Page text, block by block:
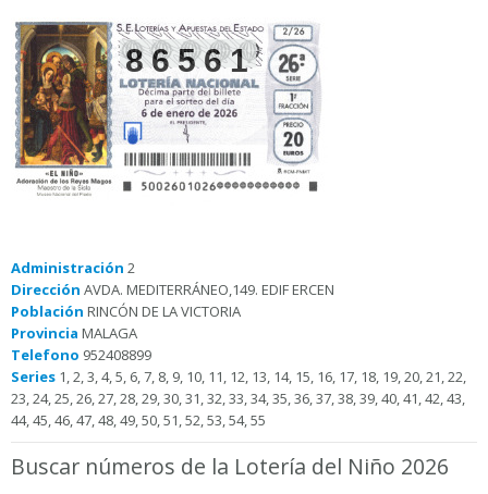
86561
Administración 2
Dirección AVDA. MEDITERRÁNEO,149. EDIF ERCEN
Población RINCÓN DE LA VICTORIA
Provincia MALAGA
Telefono 952408899
Series 1, 2, 3, 4, 5, 6, 7, 8, 9, 10, 11, 12, 13, 14, 15, 16, 17, 18, 19, 20, 21, 22,
23, 24, 25, 26, 27, 28, 29, 30, 31, 32, 33, 34, 35, 36, 37, 38, 39, 40, 41, 42, 43,
44, 45, 46, 47, 48, 49, 50, 51, 52, 53, 54, 55
Buscar números de la Lotería del Niño 2026